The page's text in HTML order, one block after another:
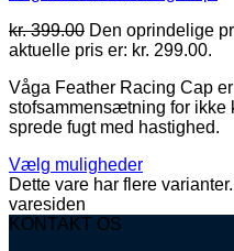
kr.399.00 Den oprindelige
aktuelle pris er: kr. 299.00.
Våga Feather Racing Cap
stofsammensætning for ikke
sprede fugt med hastighed.
Vælg muligheder
Dette vare har flere
varesiden
KONTAKT OS